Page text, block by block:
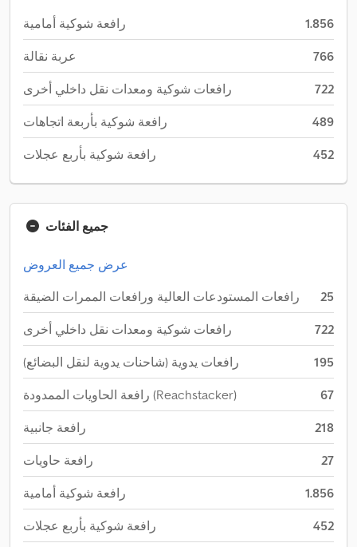
رافعة شوكية أمامية 1.856
عربة نقالة 766
رافعات شوكية ومعدات نقل داخلي أخرى 722
رافعة شوكية بأربعة اتجاهات 489
رافعة شوكية بأربع عجلات 452
جميع الفئات
عرض جميع العروض
رافعات المستودعات العالية ورافعات الممرات الضيقة
25
رافعات شوكية ومعدات نقل داخلي أخرى 722
رافعات يدوية (شاحنات يدوية لنقل البضائع) 195
رافعة الحاويات الممدودة (Reachstacker) 67
رافعة جانبية 218
رافعة حاويات 27
رافعة شوكية أمامية 1.856
رافعة شوكية بأربع عجلات 452